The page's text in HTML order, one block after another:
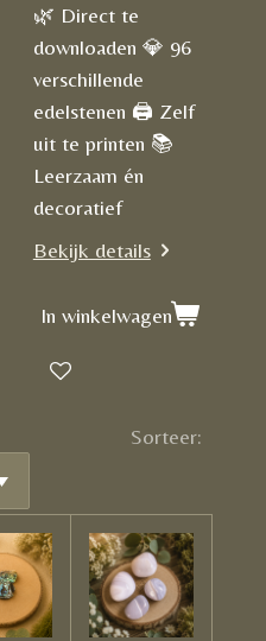
🌿 Direct te
downloaden 💎 96
verschillende
edelstenen 🖨 Zelf
uit te printen 📚
Leerzaam én
decoratief
Bekijk details
In winkelwagen
Sorteer: